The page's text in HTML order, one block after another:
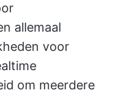
allemaal
voor
om meerdere